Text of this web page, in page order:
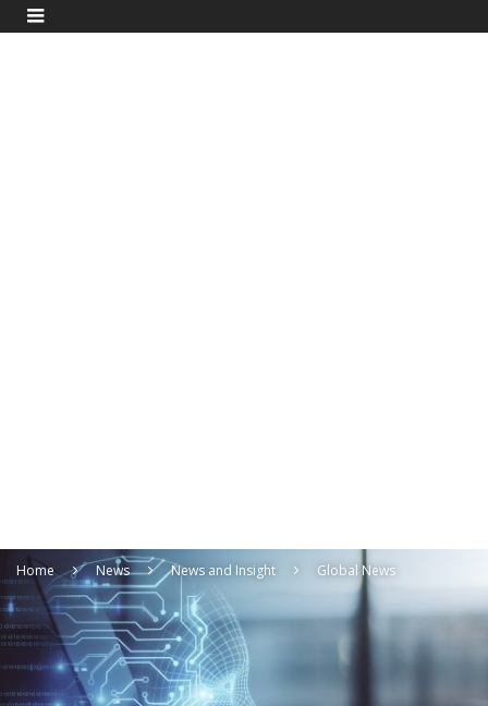
Home News News and Insight Global News